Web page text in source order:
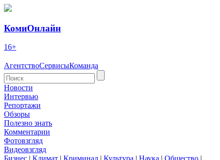
КомиОнлайн
16+
АгентствоСервисыКоманда
Новости
Интервью
Репортажи
Обзоры
Полезно знать
Комментарии
Фотовзгляд
Видеовзгляд